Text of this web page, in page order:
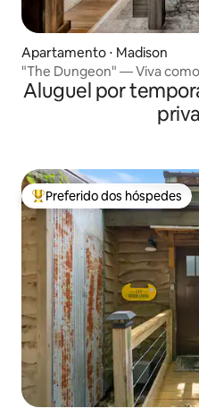
Apartamento ⋅ Madison
"The Dungeon" — Viva
Aluguel por
Entre os melhores
Preferido dos hóspedes